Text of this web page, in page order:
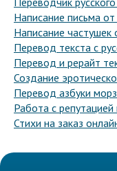
Написание письма
Написание частушек
Перевод текста с
Перевод и рерайт
Создание
Перевод азбуки
Работа с
Стихи на заказ